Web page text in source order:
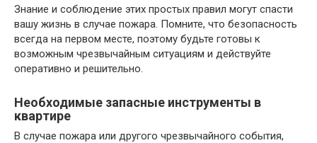
Знание и соблюдение этих простых правил могут спасти
вашу жизнь в случае пожара. Помните, что безопасность
всегда на первом месте, поэтому будьте готовы к
возможным чрезвычайным ситуациям и действуйте
оперативно и решительно.
Необходимые запасные инструменты в
квартире
В случае пожара или другого чрезвычайного события,